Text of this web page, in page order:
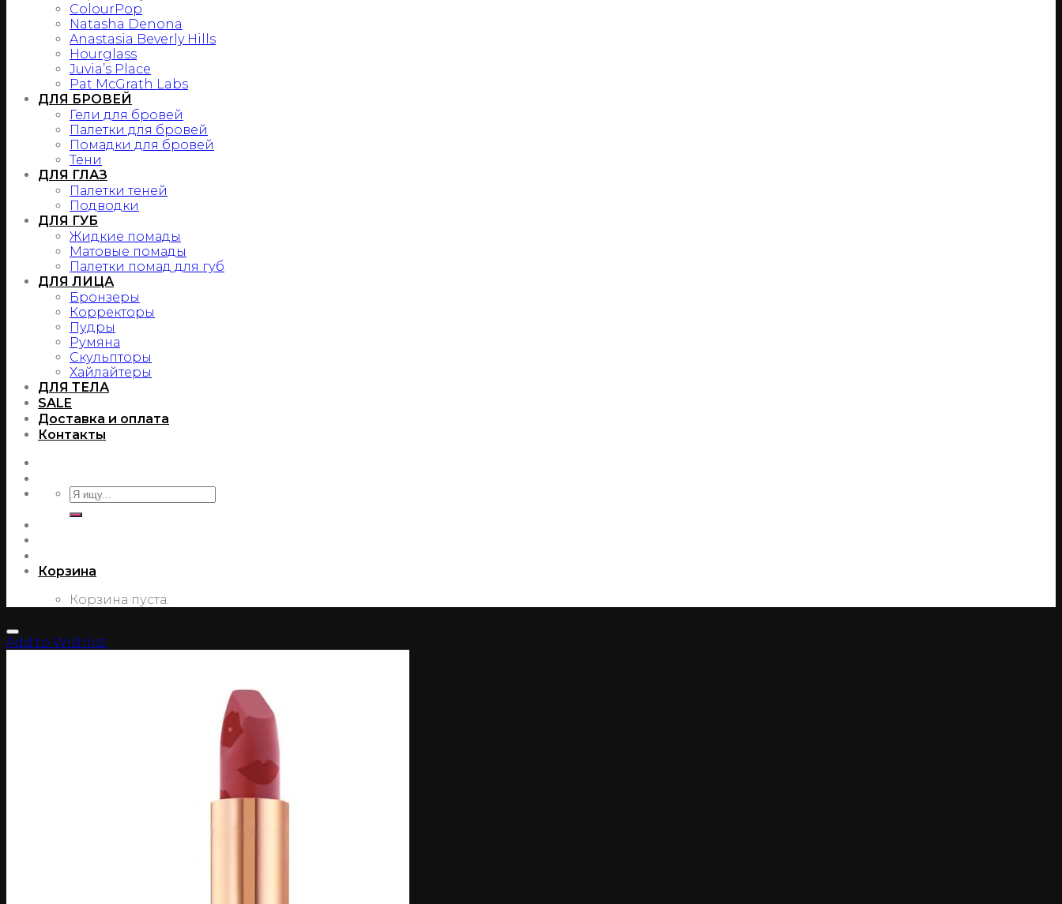
ColourPop
Natasha Denona
Anastasia Beverly Hills
Hourglass
Juvia’s Place
Pat McGrath Labs
ДЛЯ БРОВЕЙ
Гели для бровей
Палетки для бровей
Помадки для бровей
Тени
ДЛЯ ГЛАЗ
Палетки теней
Подводки
ДЛЯ ГУБ
Жидкие помады
Матовые помады
Палетки помад для губ
ДЛЯ ЛИЦА
Бронзеры
Корректоры
Пудры
Румяна
Скульпторы
Хайлайтеры
ДЛЯ ТЕЛА
SALE
Доставка и оплата
Контакты
Корзина
Корзина пуста.
Add to Wishlist